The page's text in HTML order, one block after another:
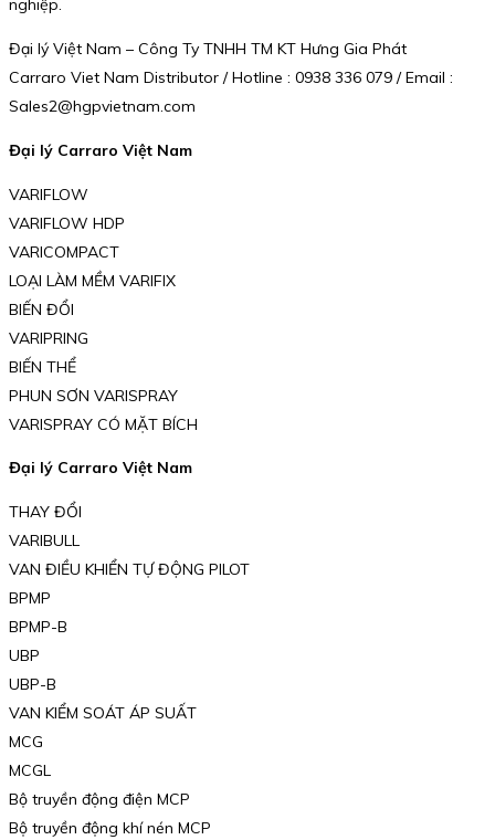
nghiệp.
Đại lý Việt Nam – Công Ty TNHH TM KT Hưng Gia Phát
Carraro Viet Nam Distributor / Hotline : 0938 336 079 / Email :
Sales2@hgpvietnam.com
Đại lý Carraro Việt Nam
VARIFLOW
VARIFLOW HDP
VARICOMPACT
LOẠI LÀM MỀM VARIFIX
BIẾN ĐỔI
VARIPRING
BIẾN THỂ
PHUN SƠN VARISPRAY
VARISPRAY CÓ MẶT BÍCH
Đại lý Carraro Việt Nam
THAY ĐỔI
VARIBULL
VAN ĐIỀU KHIỂN TỰ ĐỘNG PILOT
BPMP
BPMP-B
UBP
UBP-B
VAN KIỂM SOÁT ÁP SUẤT
MCG
MCGL
Bộ truyền động điện MCP
Bộ truyền động khí nén MCP